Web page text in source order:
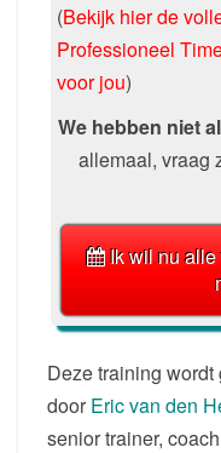
(Bekijk hier de
Professioneel
voor jou)
We hebben niet
allemaal, vraag
Ik wil nu alle
Deze training wordt
door Eric van den
senior trainer,